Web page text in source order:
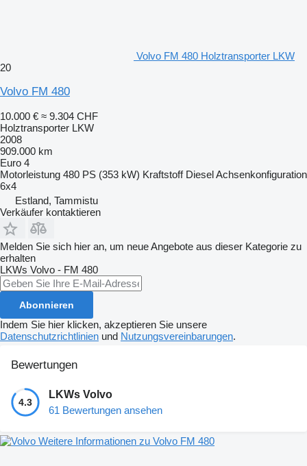
Volvo FM 480 Holztransporter LKW
20
Volvo FM 480
10.000 € ≈ 9.304 CHF
Holztransporter LKW
2008
909.000 km
Euro 4
Motorleistung 480 PS (353 kW) Kraftstoff DieselAchsenkonfiguration
6x4
Estland, Tammistu
Verkäufer kontaktieren
Melden Sie sich hier an, um neue Angebote aus dieser Kategorie zu
erhalten
LKWs Volvo - FM 480
Abonnieren
Indem Sie hier klicken, akzeptieren Sie unsere
Datenschutzrichtlinien und Nutzungsvereinbarungen.
Bewertungen
4.3
LKWs Volvo
61 Bewertungen ansehen
Weitere Informationen zu Volvo FM 480